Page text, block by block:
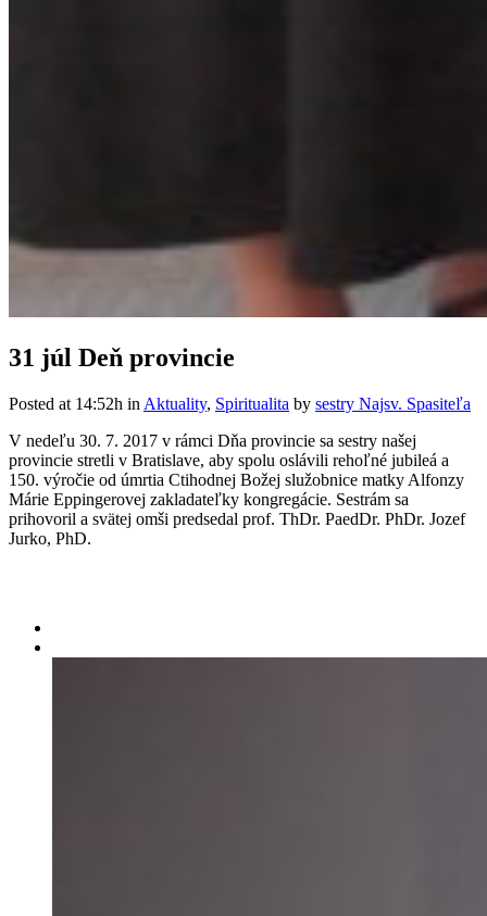
31 júl Deň provincie
Posted at 14:52h in Aktuality, Spiritualita by sestry Najsv. Spasiteľa
V nedeľu 30. 7. 2017 v rámci Dňa provincie sa sestry našej
provincie stretli v Bratislave, aby spolu oslávili rehoľné jubileá a
150. výročie od úmrtia Ctihodnej Božej služobnice matky Alfonzy
Márie Eppingerovej zakladateľky kongregácie. Sestrám sa
prihovoril a svätej omši predsedal prof. ThDr. PaedDr. PhDr. Jozef
Jurko, PhD.